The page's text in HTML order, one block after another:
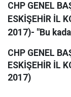
CHP GENEL
ESKİŞEHİR İL
2017)- "Bu
CHP GENEL
ESKİŞEHİR İL
2017)